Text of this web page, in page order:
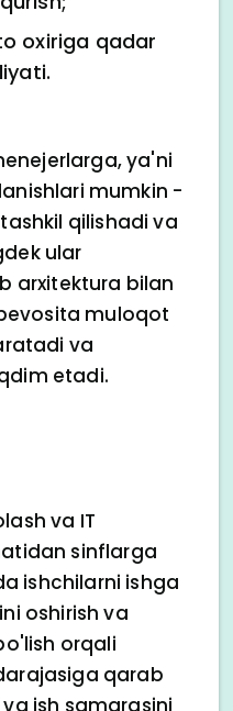
oxiriga qadar
ya'ni
mumkin -
qilishadi va
ular
arxitektura bilan
muloqot
va
etadi.
va IT
sinflarga
ishchilarni ishga
oshirish va
orqali
qarab
ish samarasini